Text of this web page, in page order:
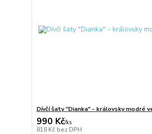
Dívčí šaty "Dianka" - královsky modré
990 Kč/ks
818 Kč bez DPH